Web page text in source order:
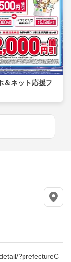
＆ネット応援フ
?prefectureC